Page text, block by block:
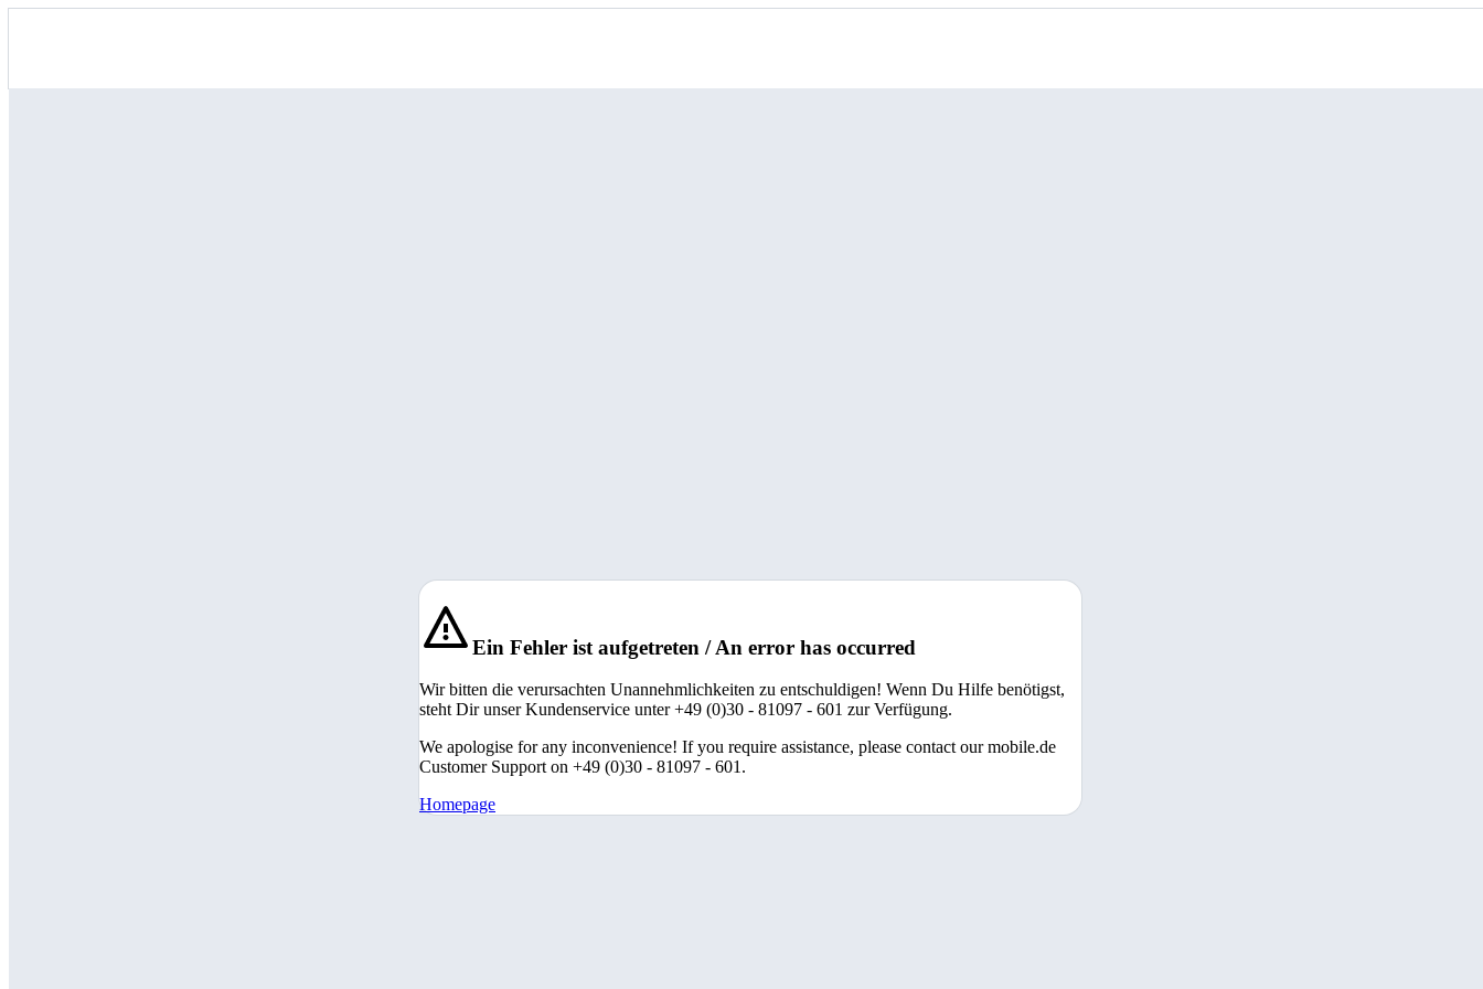
Ein Fehler ist aufgetreten / An error has occurred
Wir bitten die verursachten Unannehmlichkeiten zu entschuldigen! Wenn Du Hilfe benötigst,
steht Dir unser Kundenservice unter +49 (0)30 - 81097 - 601 zur Verfügung.
We apologise for any inconvenience! If you require assistance, please contact our mobile.de
Customer Support on +49 (0)30 - 81097 - 601.
Homepage